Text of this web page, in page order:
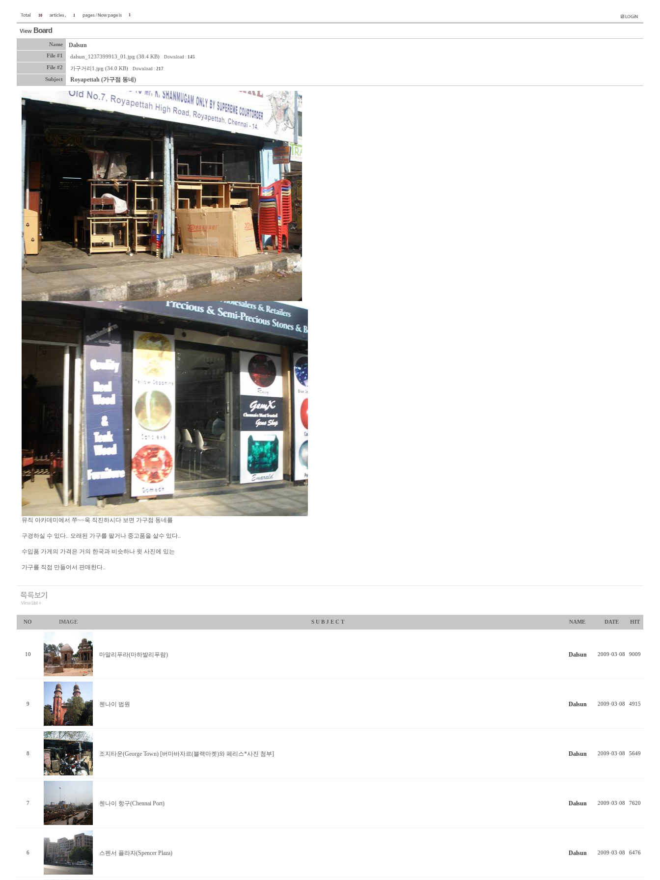
10 1 1
View Board
Name Dalsun
File #1 dalsun_1237399913_01.jpg (38.4 KB) Download : 145
File #2 가구거리1.jpg (34.0 KB) Download : 217
Subject Royapettah (가구점 동네)
뮤직 아카데미에서 쭈~~욱 직진하시다 보면 가구점 동네를
구경하실 수 있다.. 오래된 가구를 팔거나 중고품을 살수 있다..
수입품 가게의 가격은 거의 한국과 비슷하나 윗 사진에 있는
가구를 직접 만들어서 판매한다..
NO IMAGE S U B J E C T NAME DATE HIT
10 마말리푸라(마하발리푸람) Dalsun 2009·03·08 9009
9 첸나이 법원 Dalsun 2009·03·08 4915
8 조지타운(George Town) [버마바자르(블랙마켓)와 페리스*사진 첨부] Dalsun 2009·03·08 5649
7 첸나이 항구(Chennai Port) Dalsun 2009·03·08 7620
6 스펜서 플라자(Spencer Plaza) Dalsun 2009·03·08 6476